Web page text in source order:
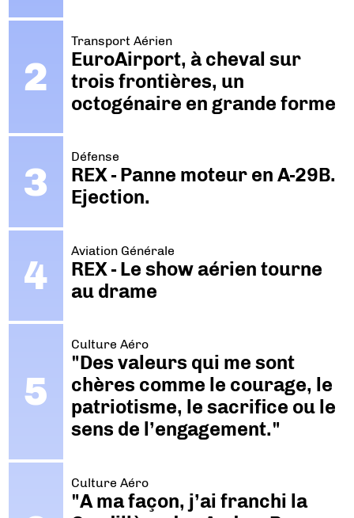
Transport Aérien
EuroAirport, à cheval sur
trois frontières, un
octogénaire en grande forme
Défense
REX - Panne moteur en A-29B.
Ejection.
Aviation Générale
REX - Le show aérien tourne
au drame
Culture Aéro
"Des valeurs qui me sont
chères comme le courage, le
patriotisme, le sacrifice ou le
sens de l’engagement."
Culture Aéro
"A ma façon, j’ai franchi la